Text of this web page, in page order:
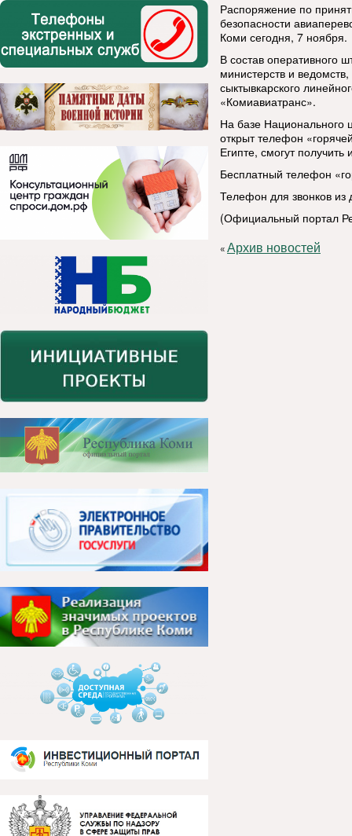
Распоряжение по
безопасности
Коми сегодня, 7 ноября.
В состав оперативного
министерств и
сыктывкарского
«Комиавиатранс».
На базе Национального
открыт телефон
Египте, смогут
Бесплатный телефон
Телефон для звонков из
(Официальный портал
«Архив новостей